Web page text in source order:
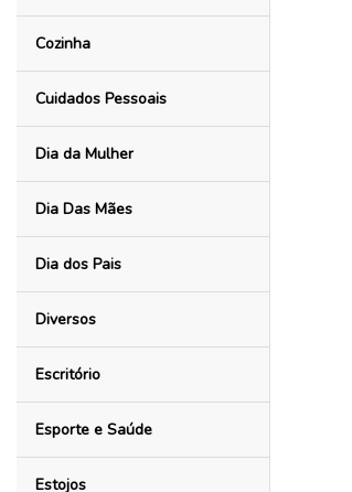
Cozinha
Cuidados Pessoais
Dia da Mulher
Dia Das Mães
Dia dos Pais
Diversos
Escritório
Esporte e Saúde
Estojos